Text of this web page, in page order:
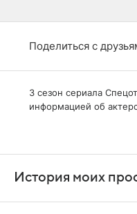
Поделиться с
3 сезон сериала
информацией об
История моих